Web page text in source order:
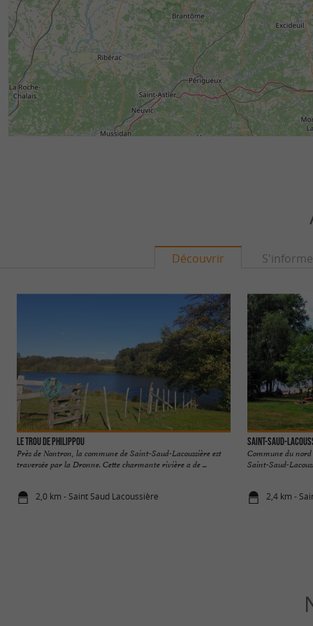
Découvrir
Le Trou de Philippou
Près de Nontron, la commune de Saint-Saud-Lacoussière est
traversée par la Dronne. Cette charmante rivière a de ...
2,0 km - Saint Saud Lacoussière
Saint-Saud-
Commune du
Saint-Saud-
2,4 km -